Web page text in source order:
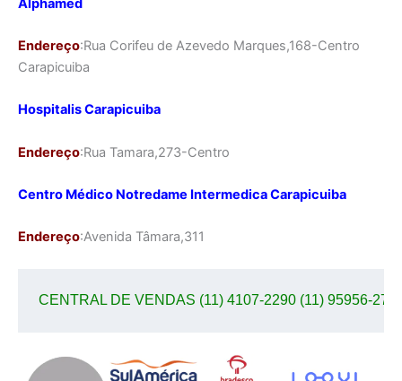
Alphamed
Endereço:Rua Corifeu de Azevedo Marques,168-Centro
Carapicuiba
Hospitalis Carapicuiba
Endereço:Rua Tamara,273-Centro
Centro Médico Notredame Intermedica Carapicuiba
Endereço:Avenida Tâmara,311
CENTRAL DE VENDAS (11) 4107-2290 (11) 95956-